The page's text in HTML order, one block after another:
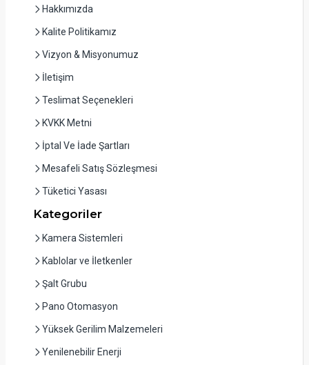
Hakkımızda
Kalite Politikamız
Vizyon & Misyonumuz
İletişim
Teslimat Seçenekleri
KVKK Metni
İptal Ve İade Şartları
Mesafeli Satış Sözleşmesi
Tüketici Yasası
Kategoriler
Kamera Sistemleri
Kablolar ve İletkenler
Şalt Grubu
Pano Otomasyon
Yüksek Gerilim Malzemeleri
Yenilenebilir Enerji